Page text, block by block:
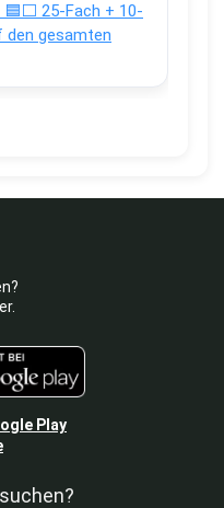
25-Fach + 10-
gesamten
Play